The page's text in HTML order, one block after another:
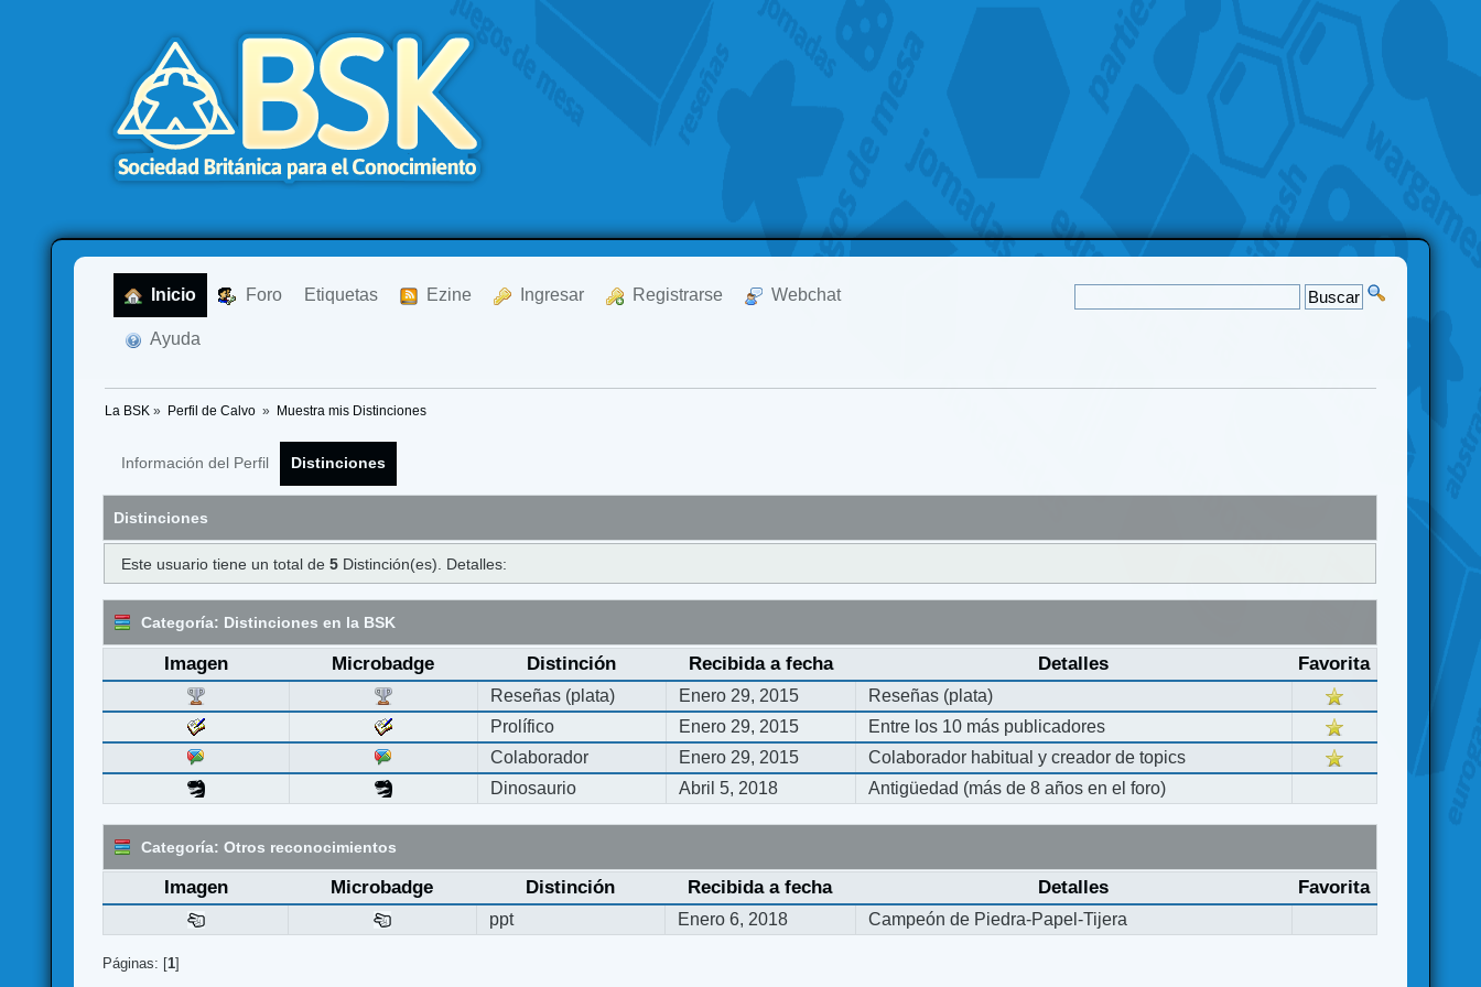
Inicio Foro Etiquetas Ezine Ingresar Registrarse Webchat
Ayuda
La BSK » Perfil de Calvo » Muestra mis Distinciones
Información del Perfil Distinciones
Distinciones
Este usuario tiene un total de 5Distinción(es). Detalles:
Categoría: Distinciones en la BSK
Imagen Microbadge Distinción Recibida a fecha Detalles Favorita
Reseñas (plata) Enero 29, 2015
Reseñas (plata)
Prolífico
Enero 29, 2015
Entre los 10 más publicadores
Colaborador
Enero 29, 2015
Colaborador habitual y creador de topics
Dinosaurio
Abril 5, 2018 Antigüedad (más de 8 años en el foro)
Categoría: Otros reconocimientos
Imagen Microbadge Distinción Recibida a fecha Detalles Favorita
ppt Enero 6, 2018 Campeón de Piedra-Papel-Tijera
Páginas: [1]